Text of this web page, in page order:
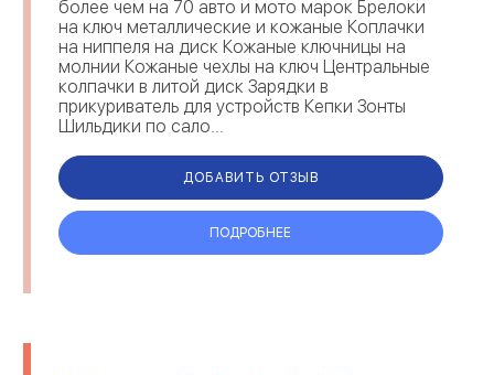
более чем на 70 авто и мото марок Брелоки
на ключ металлические и кожаные Коплачки
на ниппеля на диск Кожаные ключницы на
молнии Кожаные чехлы на ключ Центральные
колпачки в литой диск Зарядки в
прикуриватель для устройств Кепки Зонты
Шильдики по сало...
ДОБАВИТЬ ОТЗЫВ
ПОДРОБНЕЕ